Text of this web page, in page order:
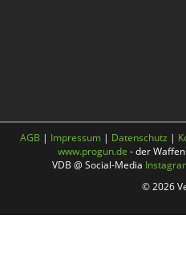
AGB | Impressum | Datenschutz |
www.progun.de - der
VDB @ Social-Media
© 2026